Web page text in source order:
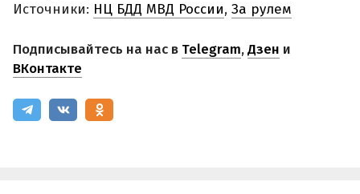
Источники: НЦ БДД МВД России, За рулем
Подписывайтесь на нас в Telegram,Дзен и
ВКонтакте